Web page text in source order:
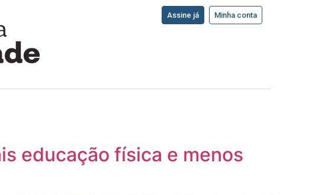
Assine já Minha conta
educação física e menos